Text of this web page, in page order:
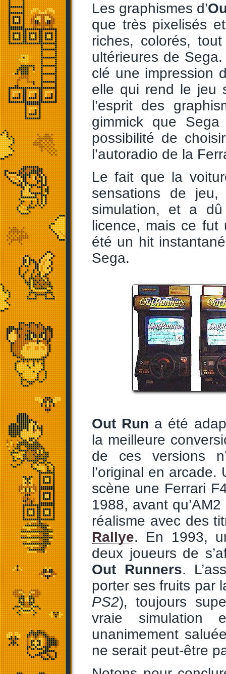
Les graphismes d’
que très pixelisés
riches, colorés,
ultérieures de
clé une impression
elle qui rend le jeu
l’esprit des
gimmick que
possibilité de
l’autoradio de la
Le fait que la
sensations de jeu,
simulation, et a
licence, mais ce
été un hit
Sega.
Out Run a été
la meilleure
de ces versions
l’original en
scène une Ferrari
1988, avant
réalisme avec des
Rallye. En 1993,
deux joueurs de
Out Runners.
porter ses fruits par
PS2), toujours
vraie simulation
unanimement
ne serait peut-être